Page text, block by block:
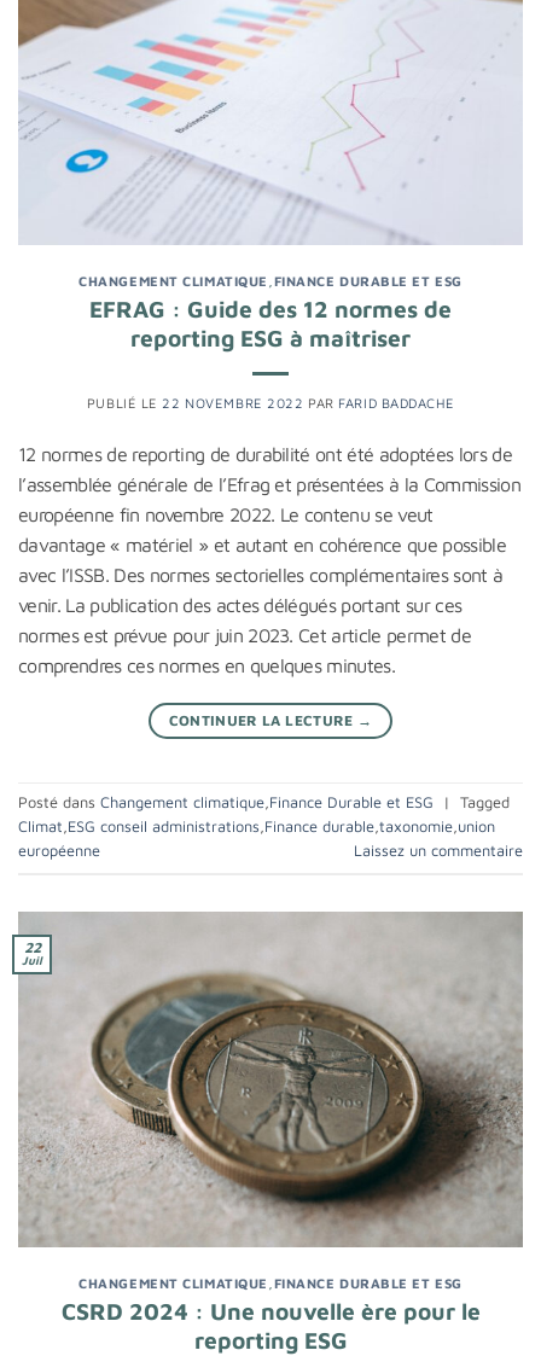
CHANGEMENT CLIMATIQUE FINANCE DURABLE ET ESG
EFRAG : Guide des 12 normes de
reporting ESG à maîtriser
PUBLIÉ LE 22 NOVEMBRE 2022 PAR FARID BADDACHE
12 normes de reporting de durabilité ont été adoptées lors de
l’assemblée générale de l’Efrag et présentées à la Commission
européenne fin novembre 2022. Le contenu se veut
davantage « matériel » et autant en cohérence que possible
avec l’ISSB. Des normes sectorielles complémentaires sont à
venir. La publication des actes délégués portant sur ces
normes est prévue pour juin 2023. Cet article permet de
comprendres ces normes en quelques minutes.
CONTINUER LA LECTURE →
Posté dans Changement climatique,Finance Durable et ESG |
Tagged
Climat,ESG conseil administrations,Finance durable,taxonomie,union
européenne
Laissez un commentaire
22
Juil
CHANGEMENT CLIMATIQUE FINANCE DURABLE ET ESG
CSRD 2024 : Une nouvelle ère pour le
reporting ESG